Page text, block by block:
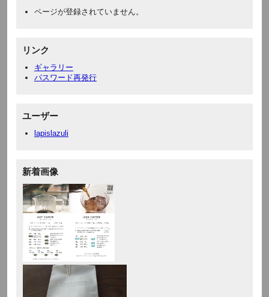
ページが登録されていません。
リンク
ギャラリー
パスワード再発行
ユーザー
lapislazuli
新着画像